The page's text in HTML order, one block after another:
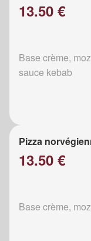
13.50 €
Base crème,
sauce kebab
Pizza
13.50 €
Base crème,